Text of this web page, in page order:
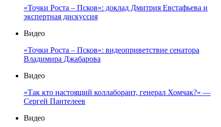
«Точки Роста – Псков»: доклад Дмитрия Евстафьева и
экспертная дискуссия
Видео
«Точки Роста – Псков»: видеоприветствие сенатора
Владимира Джабарова
Видео
«Так кто настоящий коллаборант, генерал Хомчак?» —
Сергей Пантелеев
Видео